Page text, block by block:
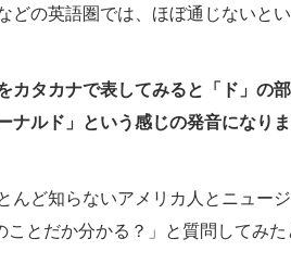
どの英語圏では、ほぼ通じないと
カタカナで表してみると「ド」の
ナルド」という感じの発音になりま
んど知らないアメリカ人とニュー
ことだか分かる？」と質問してみ